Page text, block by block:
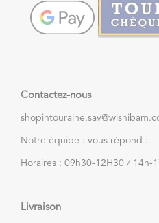
Contactez-nous
Notre équipe : vous répond :
Horaires : 09h30-12H30 / 14h-
Livraison